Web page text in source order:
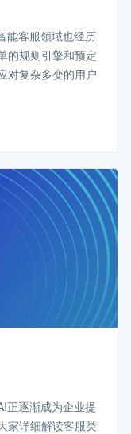
能客服领域也经历
的规则引擎和预定
对复杂多变的用户
正逐渐成为企业提
家详细解读客服类